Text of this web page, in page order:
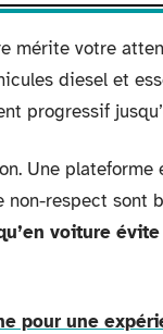
mérite votre
diesel et
progressif
Une plateforme
respect sont
voiture
pour une